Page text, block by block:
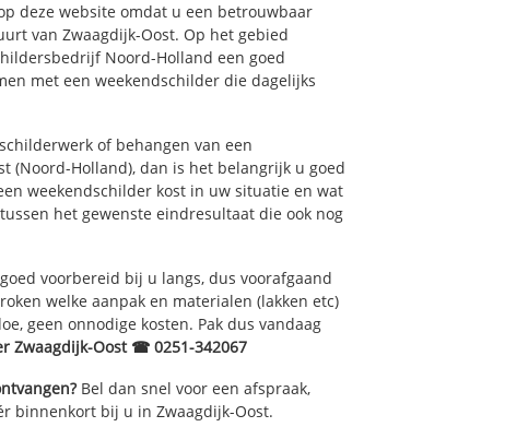
deze website omdat u een betrouwbaar
van Zwaagdijk-Oost. Op het gebied
Noord-Holland een goed
met een weekendschilder die dagelijks
of behangen van een
(Noord-Holland), dan is het belangrijk u goed
weekendschilder kost in uw situatie en wat
het gewenste eindresultaat die ook nog
voorbereid bij u langs, dus voorafgaand
welke aanpak en materialen (lakken etc)
geen onnodige kosten. Pak dus vandaag
Zwaagdijk-Oost ☎ 0251-342067
Bel dan snel voor een afspraak,
binnenkort bij u in Zwaagdijk-Oost.